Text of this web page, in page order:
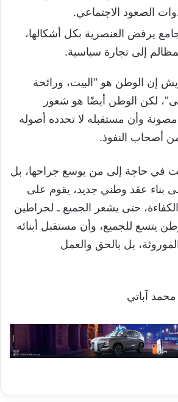
الصعود الاجتماعي.
يرفض العنصرية بكل أشكالها،
إلى تجارة سياسية.
إن الوطن هو “البيت، ورائحة
لكن الوطن أيضًا هو شعور
مصونة وأن مستقبله لا تحدده أصوله
من أصحاب النفوذ.
في حاجة إلى من يوسع جراحها، بل
بناء عقد وطني جديد، يقوم على
حتى يشعر الجميع ـ لحراطين
يتسع للجميع، وأن مستقبل أبنائه
بل بالحق والعمل
آباتي